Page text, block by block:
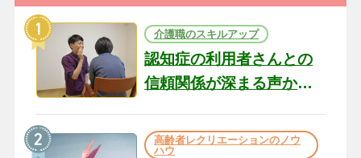
介護職のスキルアップ
認知症の利用者さんとの
信頼関係が深まる声かけ
の現場から（22）
高齢者レクリエーションのノウ
ハウ